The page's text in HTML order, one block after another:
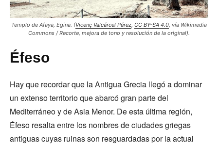
Templo de Afaya, Egina. (Vicenç Valcárcel Pérez, CC BY-SA 4.0, vía Wikimedia
Commons / Recorte, mejora de tono y resolución de la original).
Éfeso
Hay que recordar que la Antigua Grecia llegó a dominar
un extenso territorio que abarcó gran parte del
Mediterráneo y de Asia Menor. De esta última región,
Éfeso resalta entre los nombres de ciudades griegas
antiguas cuyas ruinas son resguardadas por la actual